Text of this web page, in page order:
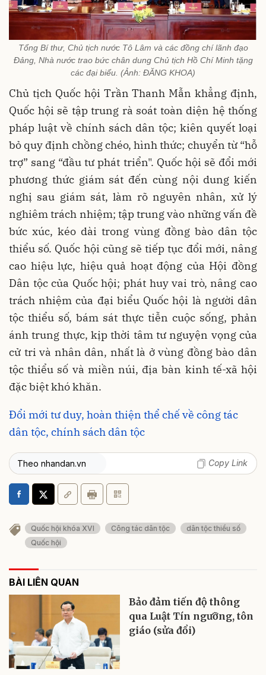
Tổng Bí thư, Chủ tịch nước Tô Lâm và các đồng chí lãnh đạo
Đảng, Nhà nước trao bức chân dung Chủ tịch Hồ Chí Minh tặng
các đại biểu. (Ảnh: ĐĂNG KHOA)
Chủ tịch Quốc hội Trần Thanh Mẫn khẳng định,
Quốc hội sẽ tập trung rà soát toàn diện hệ thống
pháp luật về chính sách dân tộc; kiên quyết loại
bỏ quy định chồng chéo, hình thức; chuyển từ “hỗ
trợ” sang “đầu tư phát triển". Quốc hội sẽ đổi mới
phương thức giám sát đến cùng nội dung kiến
nghị sau giám sát, làm rõ nguyên nhân, xử lý
nghiêm trách nhiệm; tập trung vào những vấn đề
bức xúc, kéo dài trong vùng đồng bào dân tộc
thiểu số. Quốc hội cũng sẽ tiếp tục đổi mới, nâng
cao hiệu lực, hiệu quả hoạt động của Hội đồng
Dân tộc của Quốc hội; phát huy vai trò, nâng cao
trách nhiệm của đại biểu Quốc hội là người dân
tộc thiểu số, bám sát thực tiễn cuộc sống, phản
ánh trung thực, kịp thời tâm tư nguyện vọng của
cử tri và nhân dân, nhất là ở vùng đồng bào dân
tộc thiểu số và miền núi, địa bàn kinh tế-xã hội
đặc biệt khó khăn.
Đổi mới tư duy, hoàn thiện thể chế về công tác
dân tộc, chính sách dân tộc
Theo nhandan.vn Copy Link
Quốc hội khóa XVI Công tác dân tộc
dân tộc thiểu số
Quốc hội
BÀI LIÊN QUAN
Bảo đảm tiến độ thông
qua Luật Tín ngưỡng, tôn
giáo (sửa đổi)